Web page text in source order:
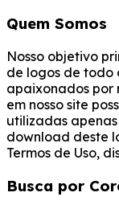
Quem Somos
Nosso objetivo
de logos de todo
apaixonados por
em nosso site
utilizadas
download deste
Termos de Uso,
Busca por